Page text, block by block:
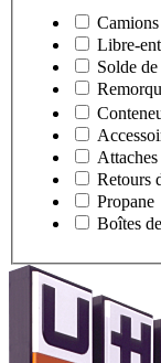
Camions
Libre-
Solde
Retours
Propane
Boîtes